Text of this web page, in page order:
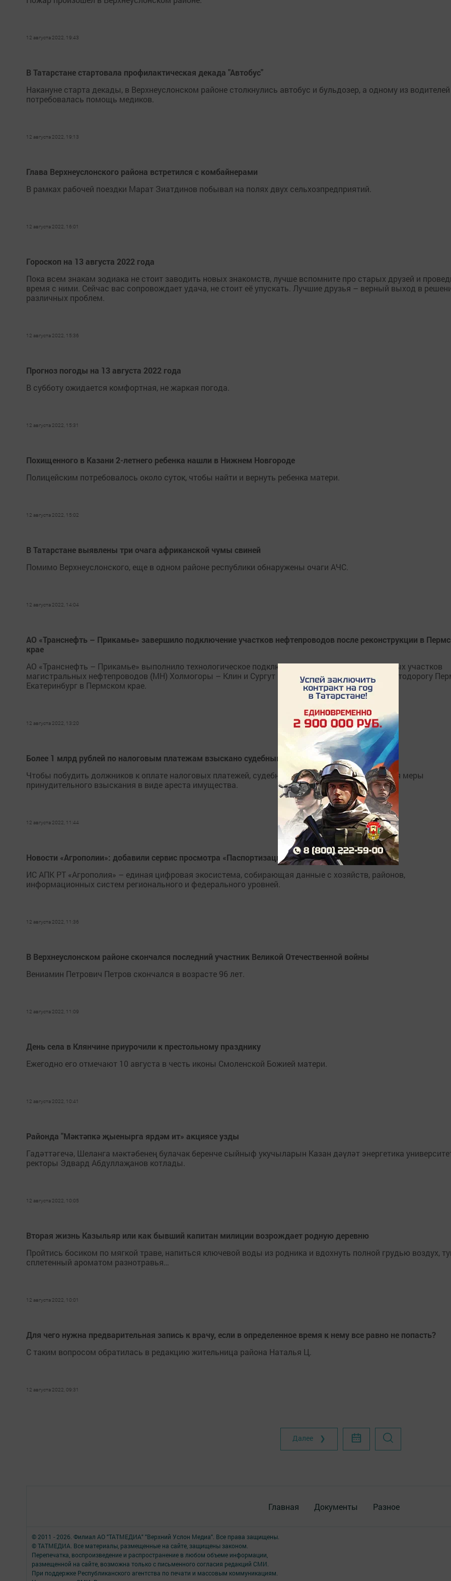
12 августа 2022, 19:43
В Татарстане стартовала профилактическая декада "Автобус"
Накануне старта декады, в Верхнеуслонском районе столкнулись автобус и бульдозер, а одному из водителей
потребовалась помощь медиков.
12 августа 2022, 19:13
Глава Верхнеуслонского района встретился с комбайнерами
В рамках рабочей поездки Марат Зиатдинов побывал на полях двух сельхозпредприятий.
12 августа 2022, 16:01
Гороскоп на 13 августа 2022 года
Пока всем знакам зодиака не стоит заводить новых знакомств, лучше вспомните про старых друзей и
время с ними. Сейчас вас сопровождает удача, не стоит её упускать. Лучшие друзья – верный выход в
различных проблем.
12 августа 2022, 15:36
Прогноз погоды на 13 августа 2022 года
В субботу ожидается комфортная, не жаркая погода.
12 августа 2022, 15:31
Похищенного в Казани 2-летнего ребенка нашли в Нижнем Новгороде
Полицейским потребовалось около суток, чтобы найти и вернуть ребенка матери.
12 августа 2022, 15:02
В Татарстане выявлены три очага африканской чумы свиней
Помимо Верхнеуслонского, еще в одном районе республики обнаружены очаги АЧС.
12 августа 2022, 14:04
АО «Транснефть – Прикамье» завершило подключение участков нефтепроводов после реконструкции в
крае
АО «Транснефть – Прикамье» выполнило технологическое подключение двух реконструированных участков
магистральных нефтепроводов (МН) Холмогоры – Клин и Сургут – Полоцк, проходящих через автодорогу
Екатеринбург в Пермском крае.
12 августа 2022, 13:20
Более 1 млрд рублей по налоговым платежам взыскано судебными приставами Татарстана
Чтобы побудить должников к оплате налоговых платежей, судебными приставами практикуются меры
принудительного взыскания в виде ареста имущества.
12 августа 2022, 11:44
Новости «Агрополии»: добавили сервис просмотра «Паспортизация полей»
ИС АПК РТ «Агрополия» – единая цифровая экосистема, собирающая данные с хозяйств, районов,
информационных систем регионального и федерального уровней.
12 августа 2022, 11:36
В Верхнеуслонском районе скончался последний участник Великой Отечественной войны
Вениамин Петрович Петров скончался в возрасте 96 лет.
12 августа 2022, 11:09
День села в Клянчине приурочили к престольному празднику
Ежегодно его отмечают 10 августа в честь иконы Смоленской Божией матери.
12 августа 2022, 10:41
Районда "Мәктәпкә җыенырга ярдәм ит» акциясе узды
Гадәттәгечә, Шеланга мәктәбенең булачак беренче сыйныф укучыларын Казан дәүләт энергетика
ректоры Эдвард Абдуллаҗанов котлады.
12 августа 2022, 10:05
Вторая жизнь Казыльяр или как бывший капитан милиции возрождает родную деревню
Пройтись босиком по мягкой траве, напиться ключевой воды из родника и вдохнуть полной грудью воздух,
сплетенный ароматом разнотравья…
12 августа 2022, 10:01
Для чего нужна предварительная запись к врачу, если в определенное время к нему все равно не попасть?
С таким вопросом обратилась в редакцию жительница района Наталья Ц.
12 августа 2022, 09:31
Далее ❯
Главная Документы Разное
© 2011 - 2026. Филиал АО "ТАТМЕДИА" "Верхний Услон Медиа". Все права защищены.
© ТАТМЕДИА. Все материалы, размещенные на сайте, защищены законом.
Перепечатка, воспроизведение и распространение в любом объеме информации,
размещенной на сайте, возможна только с письменного согласия редакций СМИ.
При поддержке Республиканского агентства по печати и массовым коммуникациям.